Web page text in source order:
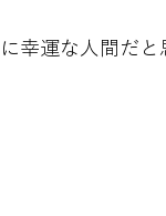
幸運な人間だと